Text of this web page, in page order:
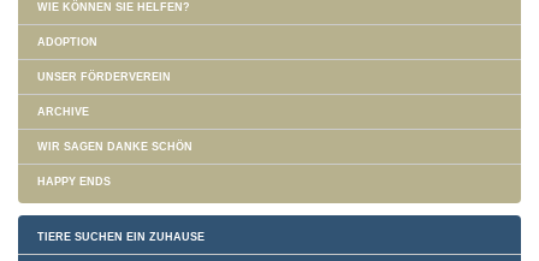
WIE KÖNNEN SIE HELFEN?
ADOPTION
UNSER FÖRDERVEREIN
ARCHIVE
WIR SAGEN DANKE SCHÖN
HAPPY ENDS
TIERE SUCHEN EIN ZUHAUSE